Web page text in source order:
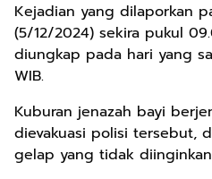
Kejadian yang dilaporkan
(5/12/2024) sekira pukul
diungkap pada hari yang
WIB.
Kuburan jenazah bayi
dievakuasi polisi tersebut,
gelap yang tidak